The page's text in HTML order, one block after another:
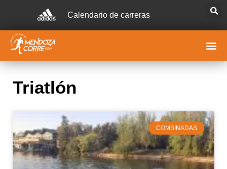
Calendario de carreras
Triatlón
COMBINADAS